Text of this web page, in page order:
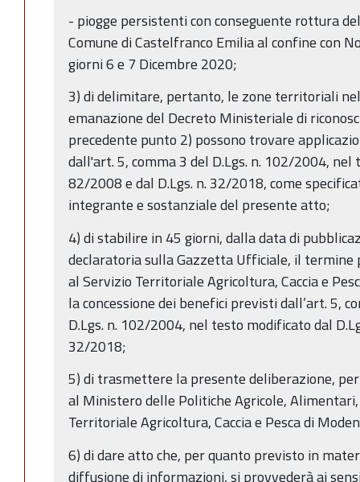
- piogge persistenti con conseguente rottura
Comune di Castelfranco Emilia al confine con
giorni 6 e 7 Dicembre 2020;
3) di delimitare, pertanto, le zone territoriali
emanazione del Decreto Ministeriale di
precedente punto 2) possono trovare
dall'art. 5, comma 3 del D.Lgs. n. 102/2004, nel
82/2008 e dal D.Lgs. n. 32/2018, come
integrante e sostanziale del presente atto;
4) di stabilire in 45 giorni, dalla data di
declaratoria sulla Gazzetta Ufficiale, il
al Servizio Territoriale Agricoltura, Caccia e
la concessione dei benefici previsti dall’art. 5,
D.Lgs. n. 102/2004, nel testo modificato dal
32/2018;
5) di trasmettere la presente deliberazione,
al Ministero delle Politiche Agricole,
Territoriale Agricoltura, Caccia e Pesca di
6) di dare atto che, per quanto previsto in
diffusione di informazioni, si provvederà ai